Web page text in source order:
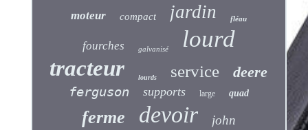
moteur compact jardin fléau
fourches galvanisé lourd
tracteur lourds service deere
ferguson supports large quad
ferme devoir john